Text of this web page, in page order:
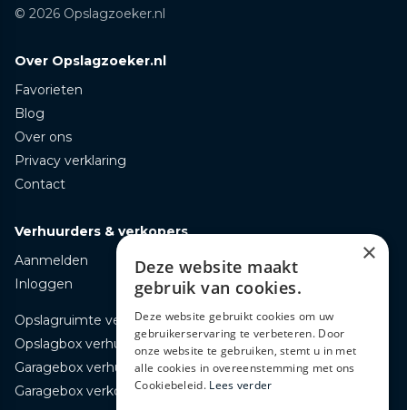
© 2026 Opslagzoeker.nl
Over Opslagzoeker.nl
Favorieten
Blog
Over ons
Privacy verklaring
Contact
Verhuurders & verkopers
Aanmelden
Inloggen
Opslagruimte verhuren
Opslagbox verhuren
Garagebox verhuren
Garagebox verkopen
×
Deze website maakt
gebruik van cookies.
Deze website gebruikt cookies om uw
gebruikerservaring te verbeteren. Door
onze website te gebruiken, stemt u in met
alle cookies in overeenstemming met ons
Cookiebeleid. Lees verder